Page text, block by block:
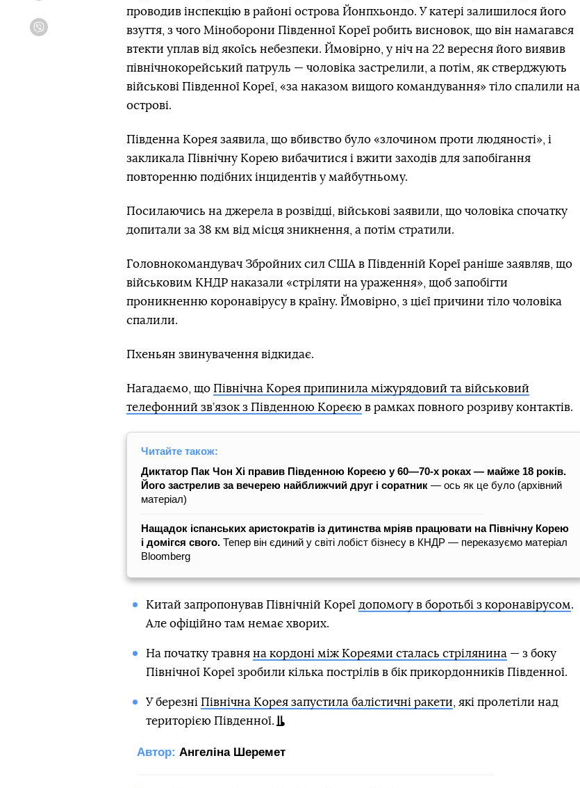
проводив інспекцію в районі острова Йонпхьондо. У катері залишилося його
взуття, з чого Міноборони Південної Кореї робить висновок, що він намагався
втекти уплав від якоїсь небезпеки. Ймовірно, у ніч на 22 вересня його виявив
північнокорейський патруль — чоловіка застрелили, а потім, як стверджують
військові Південної Кореї, «за наказом вищого командування» тіло спалили на
острові.
Південна Корея заявила, що вбивство було «злочином проти людяності», і
закликала Північну Корею вибачитися і вжити заходів для запобігання
повторенню подібних інцидентів у майбутньому.
Посилаючись на джерела в розвідці, військові заявили, що чоловіка спочатку
допитали за 38 км від місця зникнення, а потім стратили.
Головнокомандувач Збройних сил США в Південній Кореї раніше заявляв, що
військовим КНДР наказали «стріляти на ураження», щоб запобігти
проникненню коронавірусу в країну. Ймовірно, з цієї причини тіло чоловіка
спалили.
Пхеньян звинувачення відкидає.
Нагадаємо, що Північна Корея припинила міжурядовий та військовий
телефонний зв’язок з Південною Кореєю в рамках повного розриву контактів.
Читайте також:
Диктатор Пак Чон Хі правив Південною Кореєю у 60—70-х роках — майже 18 років.
Його застрелив за вечерею найближчий друг і соратник — ось як це було (архівний
матеріал)
Нащадок іспанських аристократів із дитинства мріяв працювати на Північну Корею
і домігся свого. Тепер він єдиний у світі лобіст бізнесу в КНДР — переказуємо матеріал
Bloomberg
Китай запропонував Північній Кореї допомогу в боротьбі з коронавірусом.
Але офіційно там немає хворих.
На початку травня на кордоні між Кореями сталась стрілянина — з боку
Північної Кореї зробили кілька пострілів в бік прикордонників Південної.
У березні Північна Корея запустила балістичні ракети , які пролетіли над
територією Південної.
Автор: Ангеліна Шеремет